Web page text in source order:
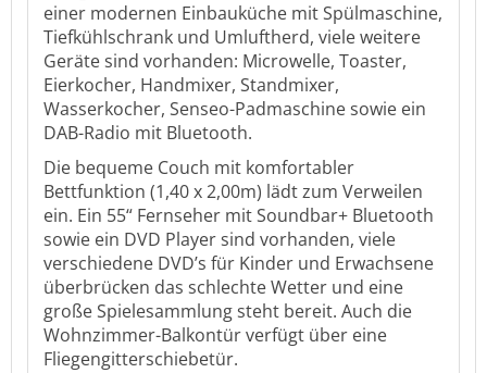
einer modernen Einbauküche mit Spülmaschine,
Tiefkühlschrank und Umluftherd, viele weitere
Geräte sind vorhanden: Microwelle, Toaster,
Eierkocher, Handmixer, Standmixer,
Wasserkocher, Senseo-Padmaschine sowie ein
DAB-Radio mit Bluetooth.
Die bequeme Couch mit komfortabler
Bettfunktion (1,40 x 2,00m) lädt zum Verweilen
ein. Ein 55“ Fernseher mit Soundbar+ Bluetooth
sowie ein DVD Player sind vorhanden, viele
verschiedene DVD’s für Kinder und Erwachsene
überbrücken das schlechte Wetter und eine
große Spielesammlung steht bereit. Auch die
Wohnzimmer-Balkontür verfügt über eine
Fliegengitterschiebetür.